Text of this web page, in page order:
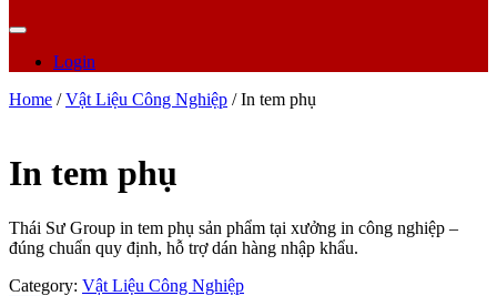
Login
Home /Vật Liệu Công Nghiệp / In tem phụ
In tem phụ
Thái Sư Group in tem phụ sản phẩm tại xưởng in công nghiệp –
đúng chuẩn quy định, hỗ trợ dán hàng nhập khẩu.
Category: Vật Liệu Công Nghiệp